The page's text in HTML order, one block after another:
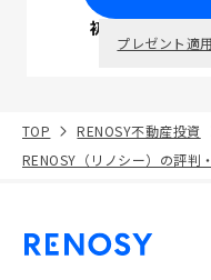
初回面談で
プレゼント適
TOP RENOSY不動産投資
RENOSY（リノシー）の評判